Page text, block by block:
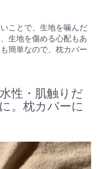
ことで、生地を噛んだ
生地を傷める心配もあ
簡単なので、枕カバー
性・肌触りだ
。枕カバーに